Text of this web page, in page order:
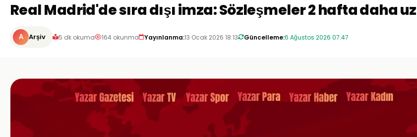
Real Madrid'de sıra dışı imza: Sözleşmeler 2 hafta daha
A Arşiv 5 dk okuma 164 okunma Yayınlanma:13 Ocak 2026 18:13 Güncelleme:6 Ağustos 2026 07:47